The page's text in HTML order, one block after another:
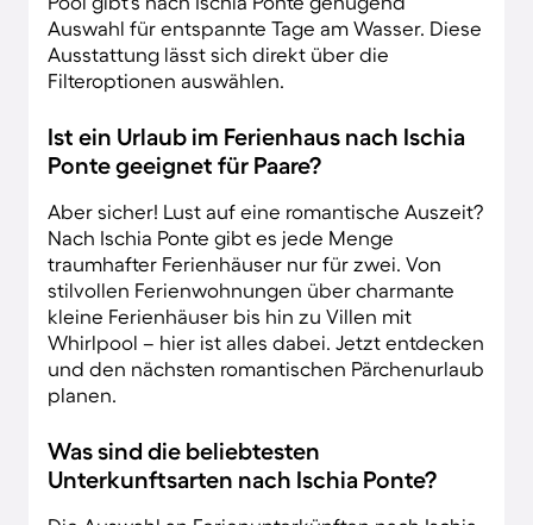
Auswahl für entspannte Tage am Wasser. Diese
Ausstattung lässt sich direkt über die
Filteroptionen auswählen.
Ist ein Urlaub im Ferienhaus nach Ischia
Ponte geeignet für Paare?
Aber sicher! Lust auf eine romantische Auszeit?
Nach Ischia Ponte gibt es jede Menge
traumhafter Ferienhäuser nur für zwei. Von
stilvollen Ferienwohnungen über charmante
kleine Ferienhäuser bis hin zu Villen mit
Whirlpool – hier ist alles dabei. Jetzt entdecken
und den nächsten romantischen Pärchenurlaub
planen.
Was sind die beliebtesten
Unterkunftsarten nach Ischia Ponte?